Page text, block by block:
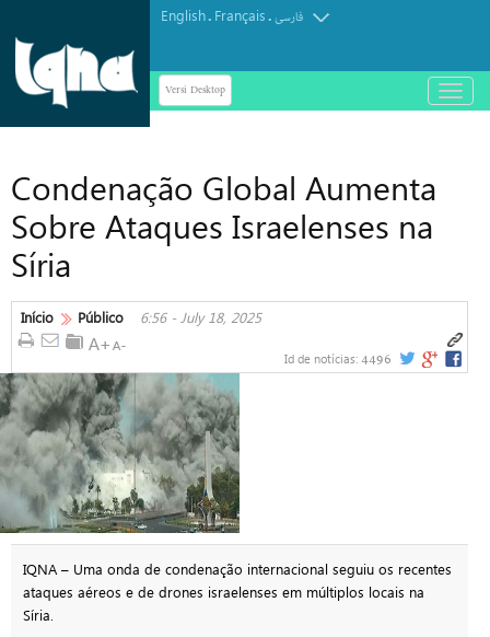
English. Français.فارسی
Versi Desktop
باز
و
Condenação Global Aumenta
Sobre Ataques Israelenses na
Síria
Início Público 6:56 - July 18, 2025
Id de notícias: 4496
IQNA – Uma onda de condenação internacional seguiu os recentes
ataques aéreos e de drones israelenses em múltiplos locais na
Síria.